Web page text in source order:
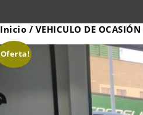
Inicio / VEHICULO DE OCASIÓN